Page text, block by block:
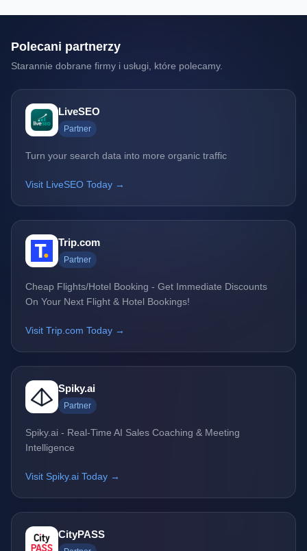
Polecani partnerzy
Starannie dobrane firmy i usługi, które polecamy.
LiveSEO
Partner
Turn your search data into more organic traffic
Visit LiveSEO Today →
Trip.com
Partner
Cheap Flights/Hotel Booking - Get Immediate Discounts
On Your Next Flight & Hotel Bookings!
Visit Trip.com Today →
Spiky.ai
Partner
Spiky.ai - Real-Time AI Sales Coaching & Meeting
Intelligence
Visit Spiky.ai Today →
CityPASS